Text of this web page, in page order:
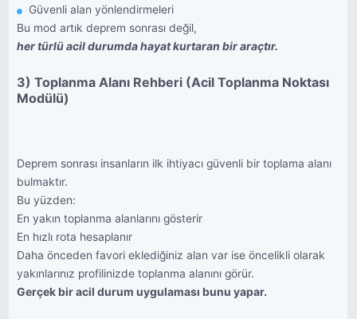
Güvenli alan yönlendirmeleri
Bu mod artık deprem sonrası değil,
her türlü acil durumda hayat kurtaran bir araçtır.
3) Toplanma Alanı Rehberi (Acil Toplanma Noktası
Modülü)
Deprem sonrası insanların ilk ihtiyacı güvenli bir toplama alanı
bulmaktır.
Bu yüzden:
En yakın toplanma alanlarını gösterir
En hızlı rota hesaplanır
Daha önceden favori eklediğiniz alan var ise öncelikli olarak
yakınlarınız profilinizde toplanma alanını görür.
Gerçek bir acil durum uygulaması bunu yapar.